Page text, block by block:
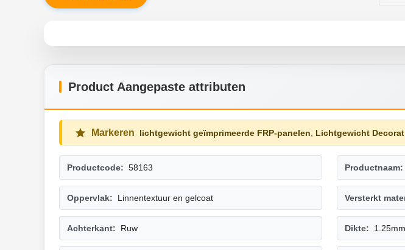
Product Aangepaste attributen
Markeren lichtgewicht geïmprimeerde FRP-panelen Lichtgewicht
Productcode: 58163 Productnaam:
Oppervlak: Linnentextuur en gelcoat Versterkt
Achterkant: Ruw Dikte: 1.25mm